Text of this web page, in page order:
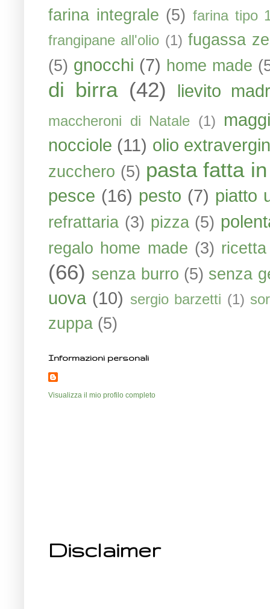
farina integrale (5) farina tipo
frangipane all'olio (1) fugassa
(5) gnocchi (7) home made
di birra (42) lievito
maccheroni di Natale (1)
nocciole (11) olio
zucchero (5) pasta fatta
pesce (16) pesto (7) piatto
refrattaria (3) pizza (5)
regalo home made (3)
(66) senza burro (5) senza
uova (10) sergio barzetti (1)
zuppa (5)
Informazioni personali
Visualizza il mio profilo completo
Disclaimer